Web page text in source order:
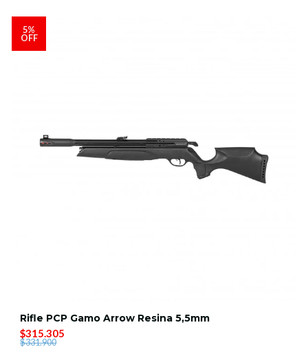
5%
OFF
Rifle PCP Gamo Arrow Resina 5,5mm
$315.305
$331.900